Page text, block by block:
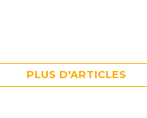
PLUS D'ARTICLES